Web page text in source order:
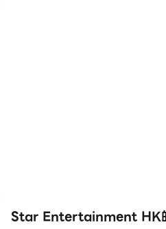
Star Entertainment HK